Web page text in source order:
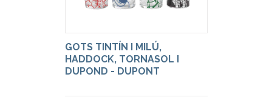
GOTS TINTÍN I MILÚ,
HADDOCK, TORNASOL I
DUPOND - DUPONT